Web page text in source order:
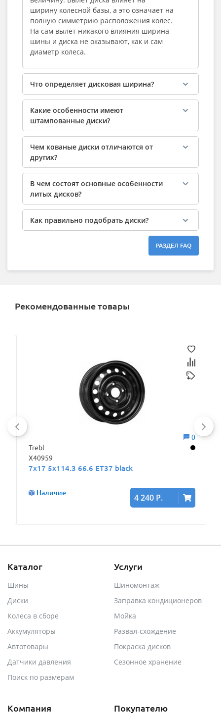
ширину колесной базы, а это означает на
полную симметрию расположения колес.
На сам вылет никакого влияния ширина
шины и диска не оказывают, как и сам
диаметр колеса.
Что определяет дисковая ширина?
Какие особенности имеют
штампованные диски?
Чем кованые диски отличаются от
других?
В чем состоят основные особенности
литых дисков?
Как правильно подобрать диски?
РАЗДЕЛ FAQ
Рекомендованные товары
0
Trebl
X40959
7x17 5x114.3 66.6 ET37 black
Наличие 4 240 Р.
Каталог
Шины
Диски
Колеса в сборе
Аккумуляторы
Автотовары
Датчики давления
Поиск по размерам
Услуги
Шиномонтаж
Заправка кондиционеров
Мойка
Развал-схождение
Покраска дисков
Сезонное хранение
Компания Покупателю